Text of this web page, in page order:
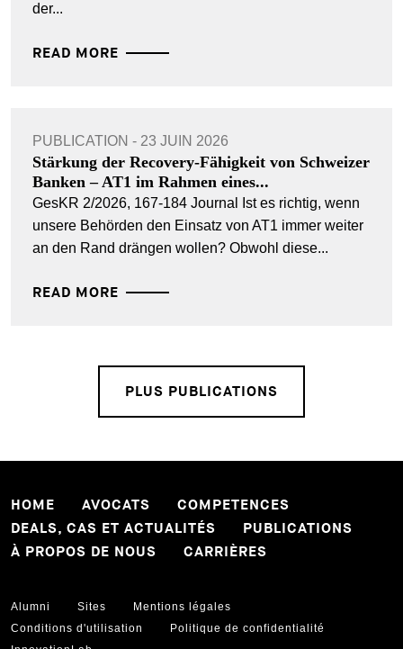
der...
READ MORE
PUBLICATION - 23 JUIN 2026
Stärkung der Recovery-Fähigkeit von Schweizer
Banken – AT1 im Rahmen eines...
GesKR 2/2026, 167-184 Journal Ist es richtig, wenn
unsere Behörden den Einsatz von AT1 immer weiter
an den Rand drängen wollen? Obwohl diese...
READ MORE
PLUS PUBLICATIONS
HOME AVOCATS
COMPETENCES
DEALS, CAS ET ACTUALITÉS
PUBLICATIONS
À PROPOS DE NOUS
CARRIÈRES
Alumni Sites
Mentions légales
Conditions d'utilisation
Politique de confidentialité